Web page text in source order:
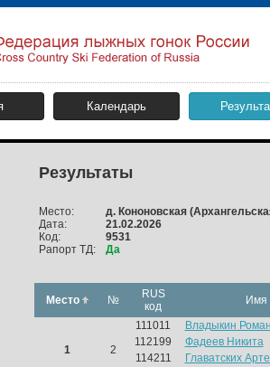
Календарь
Результаты
Место:
Дата:
Код:
Рапорт ТД:
д. Кононовская
21.02.2026
9531
Да
Место №
RUS
код
Имя
1 2
111011
Владыкин
112199
Фадеев Никита
114211
Главатских